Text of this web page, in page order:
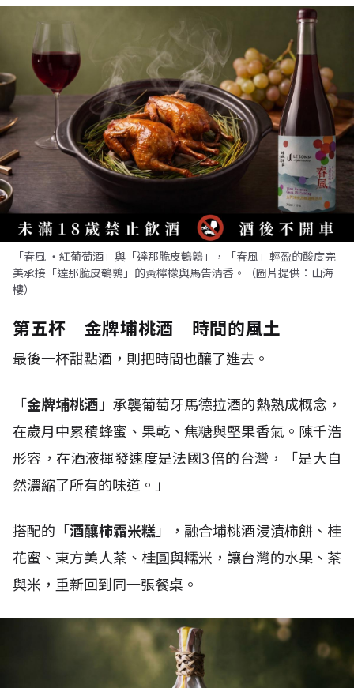
「春風 ・紅葡萄酒」與「達那脆皮鵪鶉」，「春風」輕盈的酸度完
美承接「達那脆皮鵪鶉」的黃檸檬與馬告清香。（圖片提供：山海
樓）
第五杯 金牌埔桃酒｜時間的風土
最後一杯甜點酒，則把時間也釀了進去。
「金牌埔桃酒」承襲葡萄牙馬德拉酒的熱熟成概念，
在歲月中累積蜂蜜、果乾、焦糖與堅果香氣。陳千浩
形容，在酒液揮發速度是法國3倍的台灣，「是大自
然濃縮了所有的味道。」
搭配的「酒釀柿霜米糕」，融合埔桃酒浸漬柿餅、桂
花蜜、東方美人茶、桂圓與糯米，讓台灣的水果、茶
與米，重新回到同一張餐桌。